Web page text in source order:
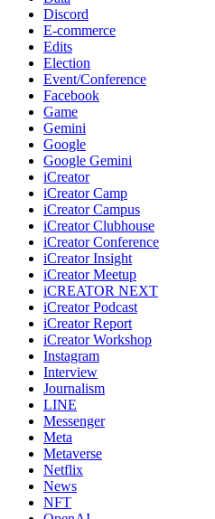
Discord
E-commerce
Edits
Election
Event/Conference
Facebook
Game
Gemini
Google
Google Gemini
iCreator
iCreator Camp
iCreator Campus
iCreator Clubhouse
iCreator Conference
iCreator Insight
iCreator Meetup
iCREATOR NEXT
iCreator Podcast
iCreator Report
iCreator Workshop
Instagram
Interview
Journalism
LINE
Messenger
Meta
Metaverse
Netflix
News
NFT